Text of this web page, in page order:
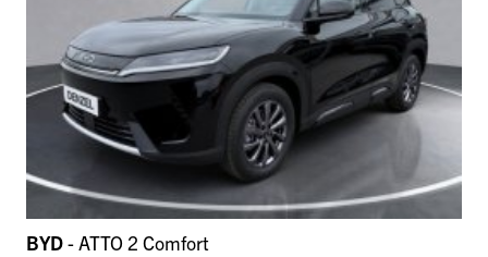
BYD- ATTO 2 Comfort